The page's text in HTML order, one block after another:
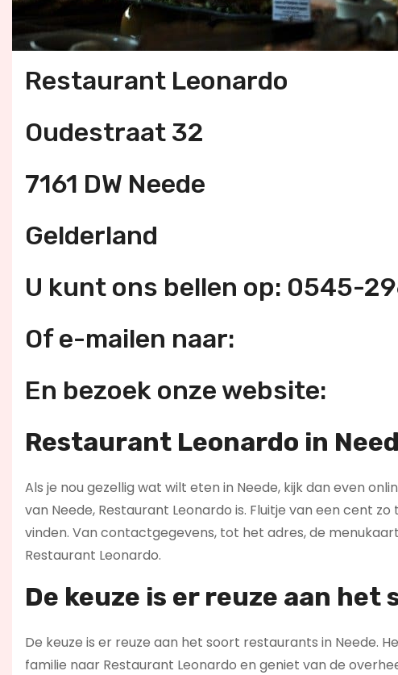
Restaurant Leonardo
Oudestraat 32
7161 DW Neede
Gelderland
U kunt ons bellen op: 0545-
Of e-mailen naar:
En bezoek onze website:
Restaurant Leonardo in
Als je nou gezellig wat wilt eten in Neede, kijk dan even
van Neede, Restaurant Leonardo is. Fluitje van een cent
vinden. Van contactgegevens, tot het adres, de
Restaurant Leonardo.
De keuze is er reuze aan
De keuze is er reuze aan het soort restaurants in Neede.
familie naar Restaurant Leonardo en geniet van de